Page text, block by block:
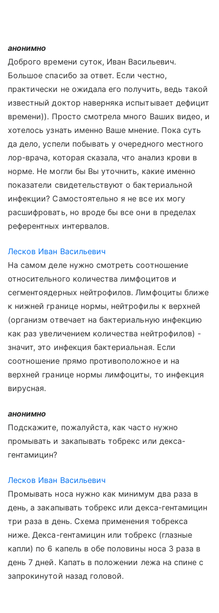
анонимно
Доброго времени суток, Иван Васильевич.
Большое спасибо за ответ. Если честно,
практически не ожидала его получить, ведь такой
известный доктор наверняка испытывает дефицит
времени)). Просто смотрела много Ваших видео, и
хотелось узнать именно Ваше мнение. Пока суть
да дело, успели побывать у очередного местного
лор-врача, которая сказала, что анализ крови в
норме. Не могли бы Вы уточнить, какие именно
показатели свидетельствуют о бактериальной
инфекции? Самостоятельно я не все их могу
расшифровать, но вроде бы все они в пределах
референтных интервалов.
Лесков Иван Васильевич
На самом деле нужно смотреть соотношение
относительного количества лимфоцитов и
сегментоядерных нейтрофилов. Лимфоциты ближе
к нижней границе нормы, нейтрофилы к верхней
(организм отвечает на бактериальную инфекцию
как раз увеличением количества нейтрофилов) -
значит, это инфекция бактериальная. Если
соотношение прямо противоположное и на
верхней границе нормы лимфоциты, то инфекция
вирусная.
анонимно
Подскажите, пожалуйста, как часто нужно
промывать и закапывать тобрекс или декса-
гентамицин?
Лесков Иван Васильевич
Промывать носа нужно как минимум два раза в
день, а закапывать тобрекс или декса-гентамицин
три раза в день. Схема применения тобрекса
ниже. Декса-гентамицин или тобрекс (глазные
капли) по 6 капель в обе половины носа 3 раза в
день 7 дней. Капать в положении лежа на спине с
запрокинутой назад головой.